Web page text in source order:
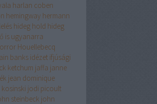
harlan coben
hemingway hermann
hideg hold hideg
is ugyanarra
Houellebecq
banks idézet ifjúsági
ketchum jaffa janne
jean dominique
kosinski jodi picoult
steinbeck john